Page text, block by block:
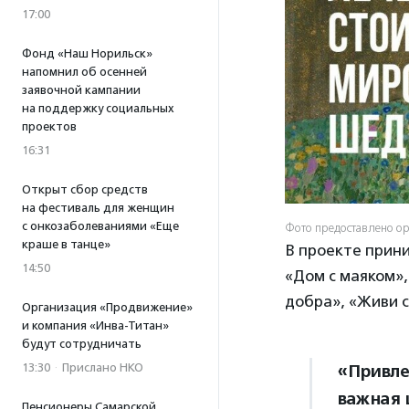
17:00
Фонд «Наш Норильск»
напомнил об осенней
заявочной кампании
на поддержку социальных
проектов
16:31
Открыт сбор средств
на фестиваль для женщин
с онкозаболеваниями «Еще
краше в танце»
14:50
Организация «Продвижение»
и компания «Инва-Титан»
будут сотрудничать
13:30 · Прислано НКО
Фото предоставлено
В проекте
«Дом с
добра», «Живи
важная